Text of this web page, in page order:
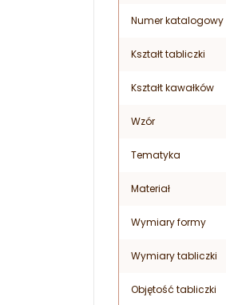
Numer katalogowy
Kształt tabliczki
Kształt kawałków
Wzór
Tematyka
Materiał
Wymiary formy
Wymiary tabliczki
Objętość tabliczki